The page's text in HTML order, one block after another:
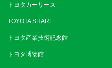
トヨタカーリース
TOYOTA SHARE
トヨタ産業技術記念館
トヨタ博物館